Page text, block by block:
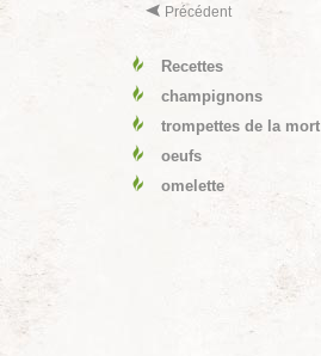
Précédent
Recettes
champignons
trompettes de la mort
oeufs
omelette